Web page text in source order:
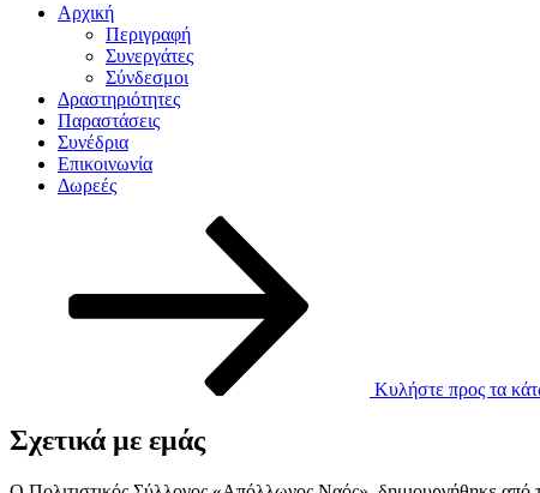
Αρχική
Περιγραφή
Συνεργάτες
Σύνδεσμοι
Δραστηριότητες
Παραστάσεις
Συνέδρια
Επικοινωνία
Δωρεές
Κυλήστε προς τα
Σχετικά με εμάς